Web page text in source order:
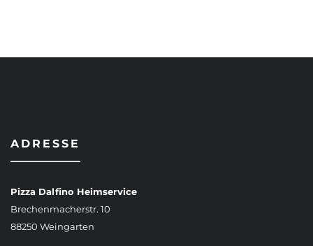
ADRESSE
Pizza Dalfino Heimservice
Brechenmacherstr. 10
88250 Weingarten